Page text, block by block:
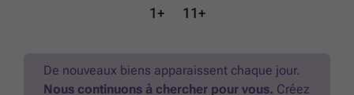
1+ 11+
De nouveaux biens apparaissent chaque jour.
Nous continuons à chercher pour vous. Créez